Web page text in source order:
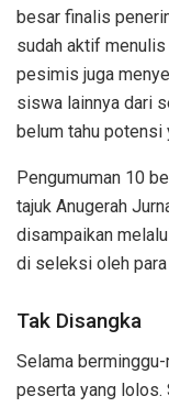
besar finalis
sudah aktif
pesimis juga
siswa lainnya dari
belum tahu potensi
Pengumuman 10
tajuk Anugerah
disampaikan
di seleksi oleh para
Tak Disangka
Selama
peserta yang lolos.